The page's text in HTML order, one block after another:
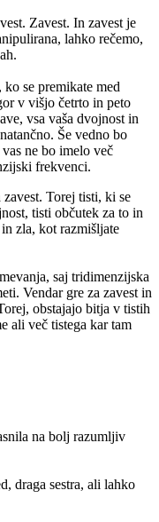
Zavest. In zavest je
lahko rečemo,
se premikate med
v višjo četrto in peto
vsa vaša dvojnost in
Še vedno bo
ne bo imelo več
frekvenci.
Torej tisti, ki se
tisti občutek za to in
zla, kot razmišljate
saj tridimenzijska
Vendar gre za zavest in
obstajajo bitja v tistih
ali več tistega kar tam
na bolj razumljiv
draga sestra, ali lahko